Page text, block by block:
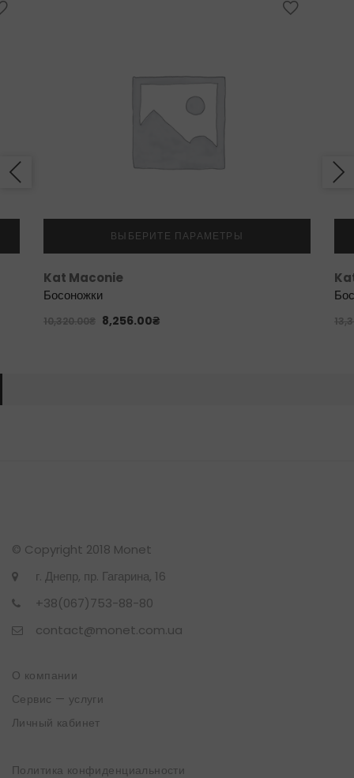
ВЫБЕРИТЕ ПАРАМЕТРЫ
Kat Maconie
Босоножки
10,320.00₴ 8,256.00₴
© Copyright 2018 Monet
г. Днепр, пр. Гагарина, 16
+38(067)753-88-80
contact@monet.com.ua
О компании
Сервис — услуги
Личный кабинет
Политика конфиденциальности